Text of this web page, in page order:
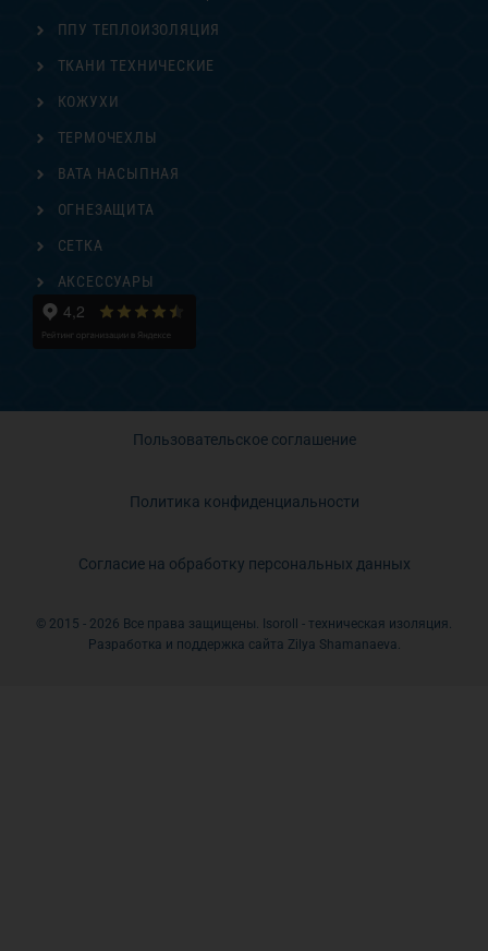
ППУ ТЕПЛОИЗОЛЯЦИЯ
ТКАНИ ТЕХНИЧЕСКИЕ
КОЖУХИ
ТЕРМОЧЕХЛЫ
ВАТА НАСЫПНАЯ
ОГНЕЗАЩИТА
СЕТКА
АКСЕССУАРЫ
Пользовательское соглашение
Политика конфиденциальности
Согласие на обработку персональных данных
© 2015 - 2026 Все права защищены. Isoroll - техническая изоляция.
Разработка и поддержка сайта Zilya Shamanaeva.